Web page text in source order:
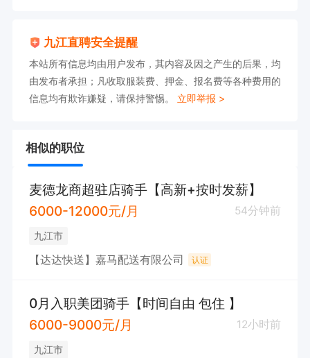
九江直聘安全提醒
本站所有信息均由用户发布，其内容及因之产生的后果，均
由发布者承担；凡收取服装费、押金、报名费等各种费用的
信息均有欺诈嫌疑，请保持警惕。 立即举报 >
相似的职位
麦德龙商超驻店骑手【高新+按时发薪】
6000-12000元/月
54分钟前
九江市
【达达快送】嘉马配送有限公司 认证
0月入职美团骑手【时间自由 包住 】
6000-9000元/月
12小时前
九江市